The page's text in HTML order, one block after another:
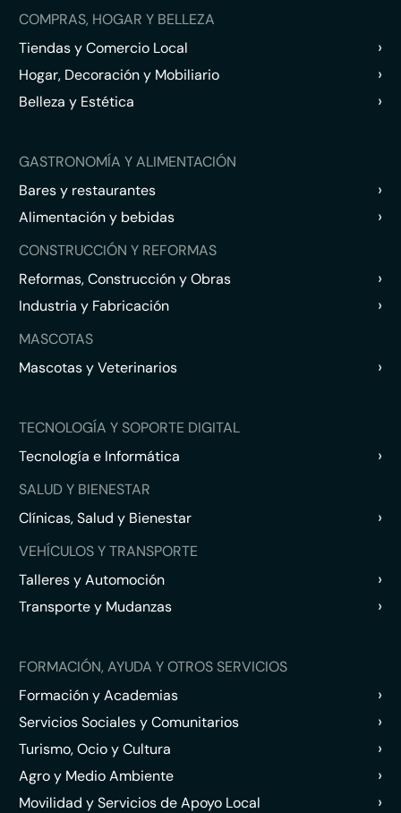
COMPRAS, HOGAR Y BELLEZA
Tiendas y Comercio Local
›
Hogar, Decoración y Mobiliario ›
Belleza y Estética ›
GASTRONOMÍA Y ALIMENTACIÓN
Bares y restaurantes
›
Alimentación y bebidas ›
CONSTRUCCIÓN Y REFORMAS
Reformas, Construcción y Obras
›
Industria y Fabricación ›
MASCOTAS
Mascotas y Veterinarios
›
TECNOLOGÍA Y SOPORTE DIGITAL
Tecnología e Informática
›
SALUD Y BIENESTAR
Clínicas, Salud y Bienestar
›
VEHÍCULOS Y TRANSPORTE
Talleres y Automoción
›
Transporte y Mudanzas ›
FORMACIÓN, AYUDA Y OTROS SERVICIOS
Formación y Academias
›
Servicios Sociales y Comunitarios ›
Turismo, Ocio y Cultura ›
Agro y Medio Ambiente ›
Movilidad y Servicios de Apoyo Local ›